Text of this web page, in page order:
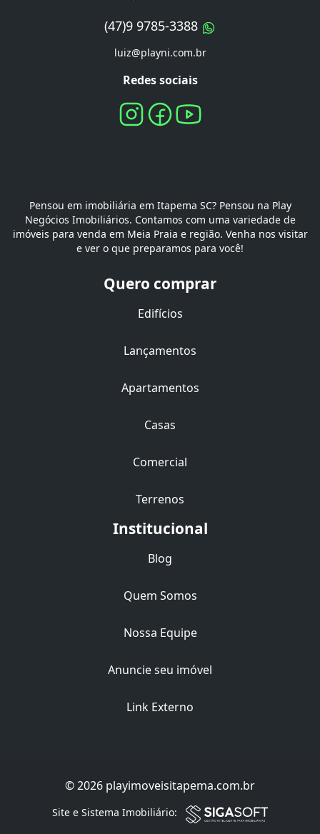
Filtro
(47)9 9785-3388
luiz@playni.com.br
Redes sociais
Pensou em imobiliária em Itapema SC? Pensou na Play
Negócios Imobiliários. Contamos com uma variedade de
imóveis para venda em Meia Praia e região. Venha nos visitar
e ver o que preparamos para você!
Quero comprar
Edifícios
Lançamentos
Apartamentos
Casas
Comercial
Terrenos
Institucional
Blog
Quem Somos
Nossa Equipe
Anuncie seu imóvel
Link Externo
© 2026 playimoveisitapema.com.br
Site e Sistema Imobiliário: